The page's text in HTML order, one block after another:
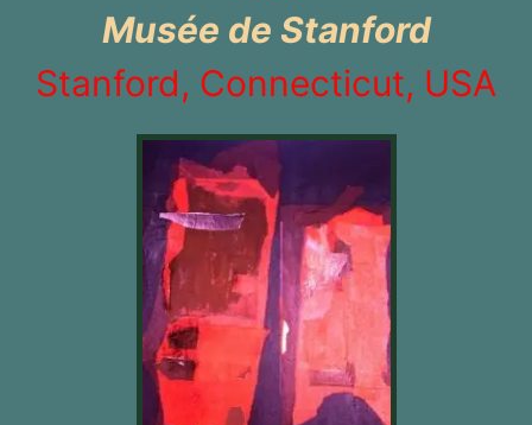
Musée de Stanford
Stanford, Connecticut, USA